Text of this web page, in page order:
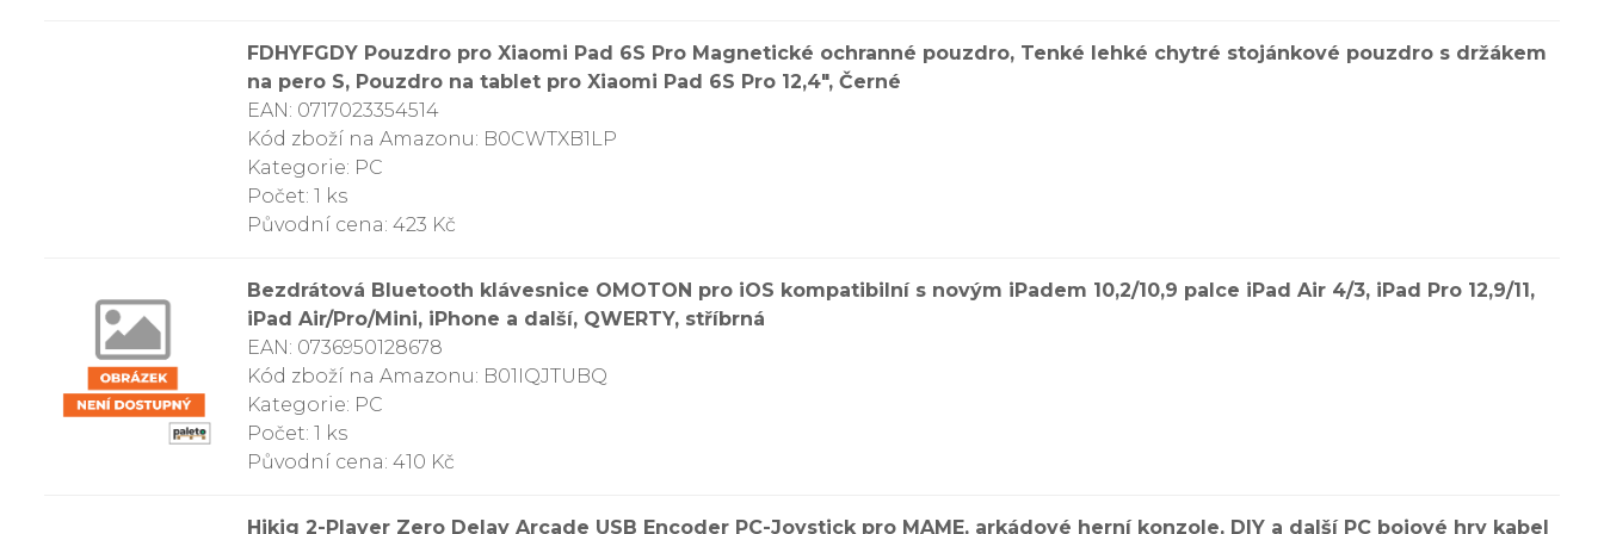
FDHYFGDY Pouzdro pro Xiaomi Pad 6S Pro Magnetické ochranné pouzdro, Tenké lehké chytré stojánkové pouzdro s držákem
na pero S, Pouzdro na tablet pro Xiaomi Pad 6S Pro 12,4″, Černé
EAN: 0717023354514
Kód zboží na Amazonu: B0CWTXB1LP
Kategorie: PC
Počet: 1 ks
Původní cena: 423 Kč
Bezdrátová Bluetooth klávesnice OMOTON pro iOS kompatibilní s novým iPadem 10,2/10,9 palce iPad Air 4/3, iPad Pro 12,9/11,
iPad Air/Pro/Mini, iPhone a další, QWERTY, stříbrná
EAN: 0736950128678
Kód zboží na Amazonu: B01IQJTUBQ
Kategorie: PC
Počet: 1 ks
Původní cena: 410 Kč
Hikig 2-Player Zero Delay Arcade USB Encoder PC-Joystick pro MAME, arkádové herní konzole, DIY a další PC bojové hry kabel